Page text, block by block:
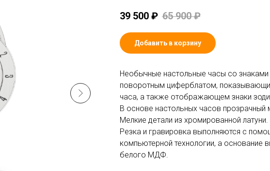
39 500 ₽ 65 900 ₽
Добавить в корзину
Необычные настольные часы со
поворотным циферблатом,
часа, а также отображающем знаки
В основе настольных часов прозрачный
Мелкие детали из хромированной латуни.
Резка и гравировка выполняются с
компьютерной технологии, а основание
белого МДФ.